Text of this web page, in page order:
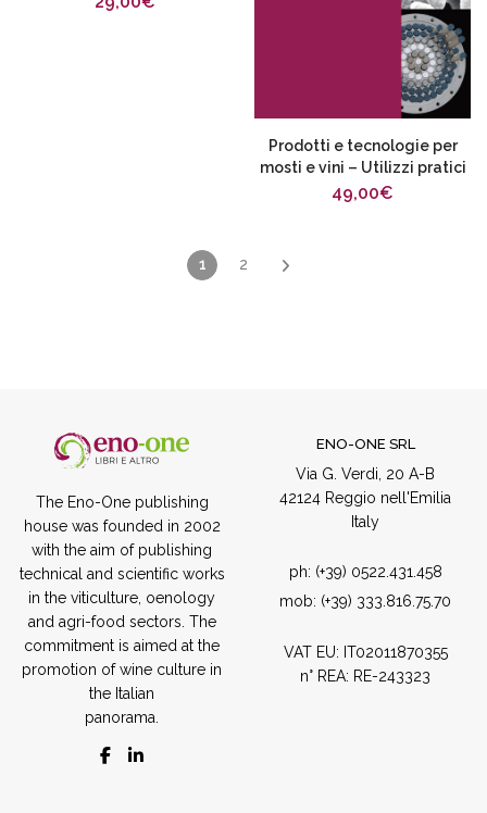
Prodotti e tecnologie per
mosti e vini – Utilizzi pratici
49,00€
1 2
The Eno-One publishing
house was founded in 2002
with the aim of publishing
technical and scientific works
in the viticulture, oenology
and agri-food sectors. The
commitment is aimed at the
promotion of wine culture in
the Italian
panorama.
ENO-ONE SRL
Via G. Verdi, 20 A-B
42124 Reggio nell'Emilia
Italy
ph: (+39) 0522.431.458
mob: (+39) 333.816.75.70
VAT EU: IT02011870355
n° REA: RE-243323